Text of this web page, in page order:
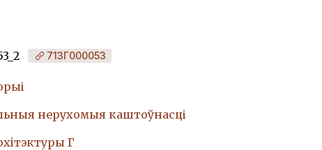
713Г000053
нерухомыя каштоўнасці
Г